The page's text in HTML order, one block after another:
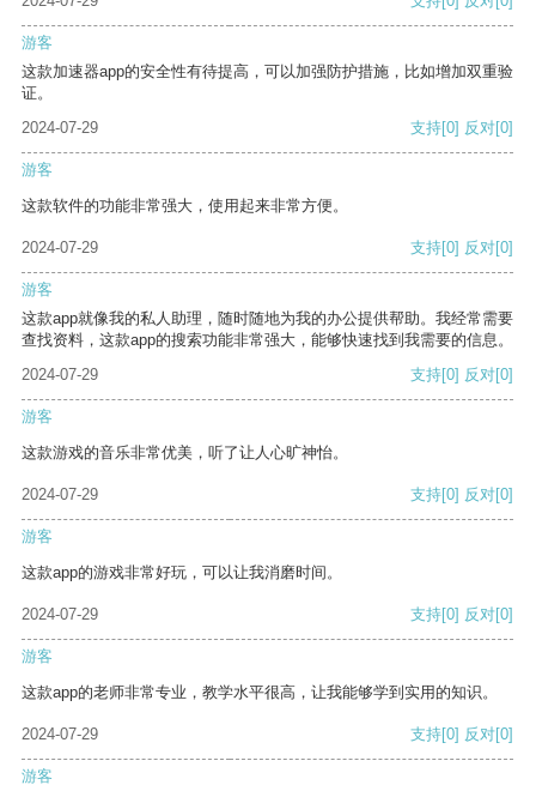
游客
这款加速器app的安全性有待提高，可以加强防护措施，比如增加双重验
证。
2024-07-29
支持[0] 反对[0]
游客
这款软件的功能非常强大，使用起来非常方便。
2024-07-29 支持[0] 反对[0]
游客
这款app就像我的私人助理，随时随地为我的办公提供帮助。我经常需要
查找资料，这款app的搜索功能非常强大，能够快速找到我需要的信息。
2024-07-29
支持[0] 反对[0]
游客
这款游戏的音乐非常优美，听了让人心旷神怡。
2024-07-29 支持[0] 反对[0]
游客
这款app的游戏非常好玩，可以让我消磨时间。
2024-07-29 支持[0] 反对[0]
游客
这款app的老师非常专业，教学水平很高，让我能够学到实用的知识。
2024-07-29 支持[0] 反对[0]
游客